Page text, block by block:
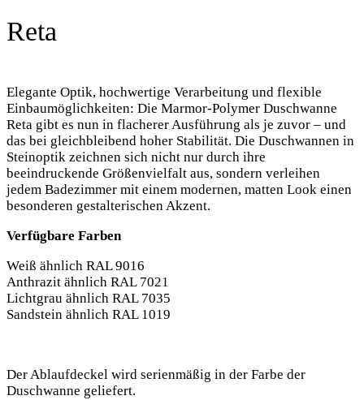
Reta
Elegante Optik, hochwertige Verarbeitung und flexible
Einbaumöglichkeiten: Die Marmor-Polymer Duschwanne
Reta gibt es nun in flacherer Ausführung als je zuvor – und
das bei gleichbleibend hoher Stabilität. Die Duschwannen in
Steinoptik zeichnen sich nicht nur durch ihre
beeindruckende Größenvielfalt aus, sondern verleihen
jedem Badezimmer mit einem modernen, matten Look einen
besonderen gestalterischen Akzent.
Verfügbare Farben
Weiß ähnlich RAL 9016
Anthrazit ähnlich RAL 7021
Lichtgrau ähnlich RAL 7035
Sandstein ähnlich RAL 1019
Der Ablaufdeckel wird serienmäßig in der Farbe der
Duschwanne geliefert.